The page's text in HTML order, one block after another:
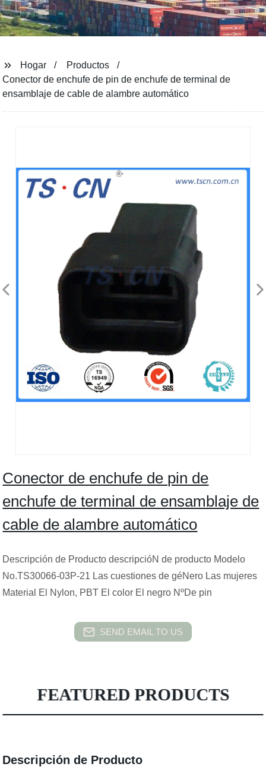
Hogar
Productos
Conector de enchufe de pin de enchufe de terminal de
ensamblaje de cable de alambre automático
Conector de enchufe de pin de
enchufe de terminal de ensamblaje de
cable de alambre automático
Descripción de Producto descripcióN de producto Modelo
No.TS30066-03P-21 Las cuestiones de géNero Las mujeres
Material El Nylon, PBT El color El negro NºDe pin
SEND EMAIL TO US
FEATURED PRODUCTS
Descripción de Producto